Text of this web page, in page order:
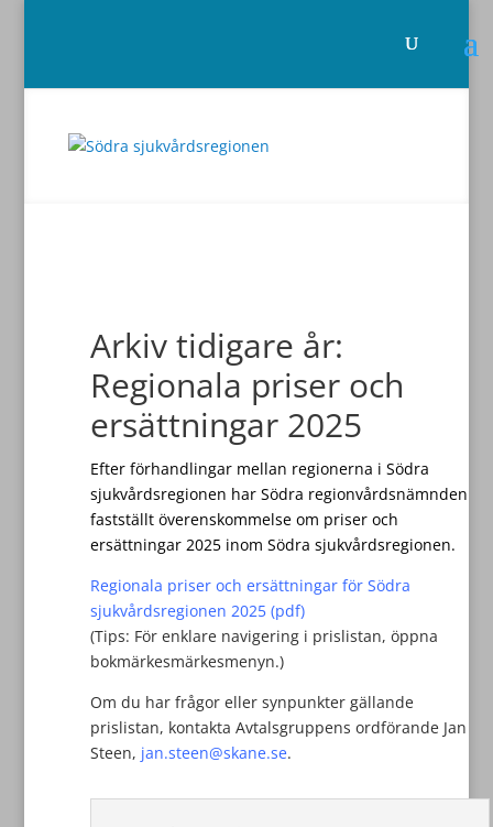
Arkiv tidigare år:
Regionala priser och
ersättningar 2025
Efter förhandlingar mellan regionerna i Södra
sjukvårdsregionen har Södra regionvårdsnämnden
fastställt överenskommelse om priser och
ersättningar 2025 inom Södra sjukvårdsregionen.
Regionala priser och ersättningar för Södra
sjukvårdsregionen 2025 (pdf)
(Tips: För enklare navigering i prislistan, öppna
bokmärkesmärkesmenyn.)
Om du har frågor eller synpunkter gällande
prislistan, kontakta Avtalsgruppens ordförande Jan
Steen, jan.steen@skane.se.